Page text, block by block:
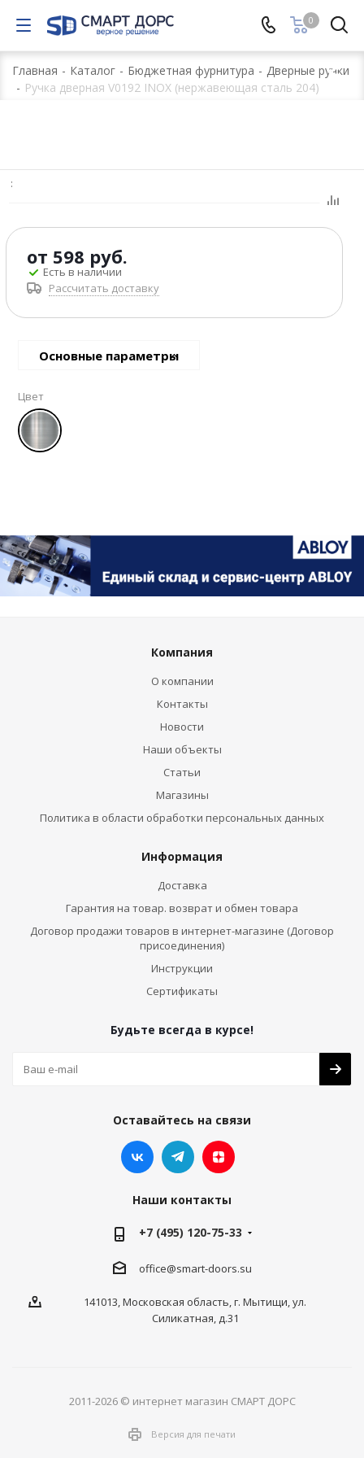
0
Главная - Каталог - Бюджетная фурнитура - Дверные ручки
- Ручка дверная V0192 INOX (нержавеющая сталь 204)
:
от 598 руб.
Есть в наличии
Рассчитать доставку
Основные параметры
Цвет
Компания
О компании
Контакты
Новости
Наши объекты
Статьи
Магазины
Политика в области обработки персональных данных
Информация
Доставка
Гарантия на товар. возврат и обмен товара
Договор продажи товаров в интернет-магазине (Договор
присоединения)
Инструкции
Сертификаты
Будьте всегда в курсе!
Оставайтесь на связи
Наши контакты
+7 (495) 120-75-33
office@smart-doors.su
141013, Московская область, г. Мытищи, ул.
Силикатная, д.31
2011-2026 © интернет магазин СМАРТ ДОРС
Версия для печати